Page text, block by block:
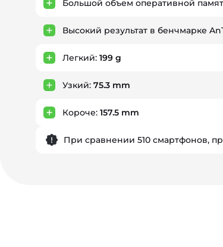
Большой объем оперативной
Высокий результат в бенчмарке
Легкий: 199 g
Узкий: 75.3 mm
Короче: 157.5 mm
При сравнении 510 смартфонов,